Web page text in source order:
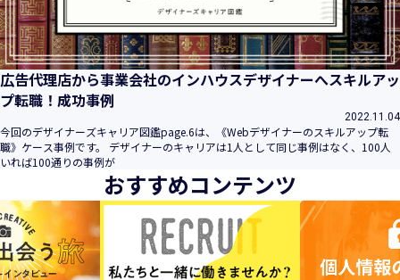
広告代理店から事業会社のインハウスデザイナーへスキルアッ
プ転職！成功事例
2022.11.04
今回のデザイナーズキャリア図鑑page.6は、《Webデザイナーのスキルアップ転
職》ケース事例です。 デザイナーのキャリアは1人として同じ事例はなく、100人
いれば100通りの事例が
おすすめコンテンツ